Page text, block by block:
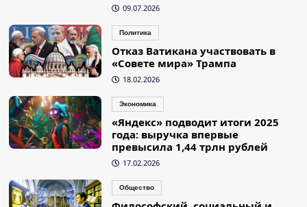
09.07.2026
Политика
Отказ Ватикана участвовать в
«Совете мира» Трампа
18.02.2026
Экономика
«Яндекс» подводит итоги 2025
года: выручка впервые
превысила 1,44 трлн рублей
17.02.2026
Общество